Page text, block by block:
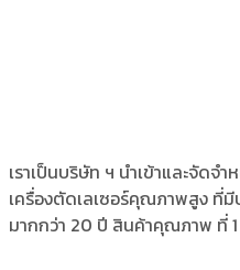
เราเป็นบริษัท ฯ นำเข้าและจัดจ
เครื่องตัดเลเซอร์คุณภาพสูง ที่
มากกว่า 20 ปี สินค้าคุณภาพ ที่ 1